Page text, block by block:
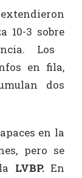
10-3 sobre
Los
en fila,
dos
en la
pero se
LVBP.En